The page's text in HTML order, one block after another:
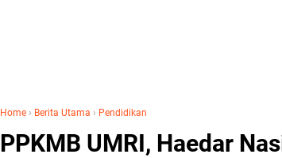
Home › Berita Utama › Pendidikan
PPKMB UMRI, Haedar